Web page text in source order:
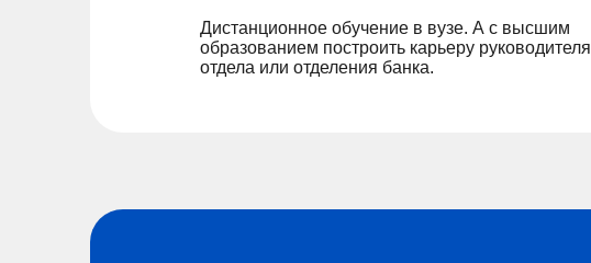
Дистанционное обучение в вузе. А с высшим
образованием построить карьеру руководителя
отдела или отделения банка.